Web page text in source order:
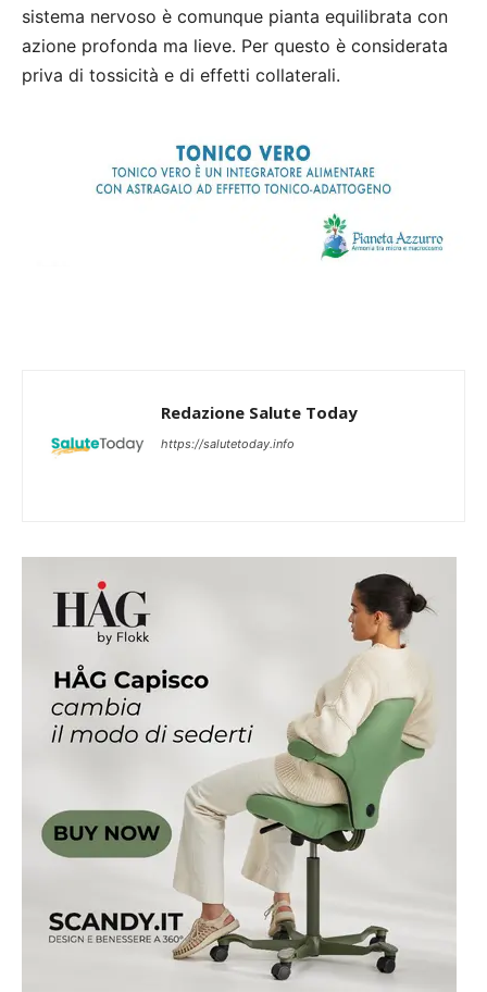
sistema nervoso è comunque pianta equilibrata con
azione profonda ma lieve. Per questo è considerata
priva di tossicità e di effetti collaterali.
Redazione Salute Today
https://salutetoday.info